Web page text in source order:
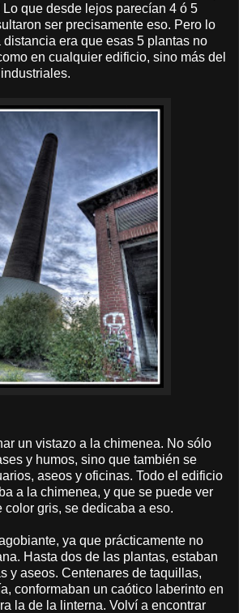
que desde lejos parecían 4 ó 5
ser precisamente eso. Pero lo
era que esas 5 plantas no
en cualquier edificio, sino más del
un vistazo a la chimenea. No sólo
y humos, sino que también se
aseos y oficinas. Todo el edificio
a la chimenea, y que se puede ver
color gris, se dedicaba a eso.
ya que prácticamente no
Hasta dos de las plantas, estaban
y aseos. Centenares de taquillas,
conformaban un caótico laberinto en
la de la linterna. Volví a encontrar